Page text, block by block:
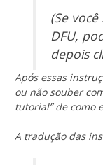
(Se
DFU,
depois
Após essas
ou não souber
tutorial” de como
A tradução das